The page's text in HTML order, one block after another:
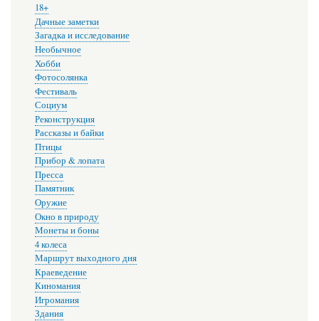
18+
Дачные заметки
Загадка и исследование
Необычное
Хобби
Фотосолянка
Фестиваль
Социум
Реконструкция
Рассказы и байки
Птицы
Прибор & лопата
Пресса
Памятник
Оружие
Окно в природу
Монеты и боны
4 колеса
Маршрут выходного дня
Краеведение
Киномания
Игромания
Здания